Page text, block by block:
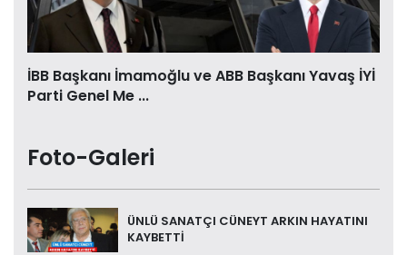
İBB Başkanı İmamoğlu ve ABB Başkanı Yavaş İYİ
Parti Genel Me ...
Foto-Galeri
ÜNLÜ SANATÇI CÜNEYT ARKIN HAYATINI
KAYBETTİ